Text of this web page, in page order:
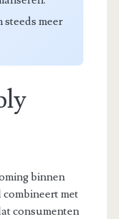
meer
binnen
met
consumenten